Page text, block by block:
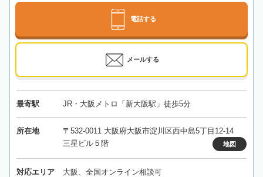
電話する
メールする
最寄駅 JR・大阪メトロ「新大阪駅」徒歩5分
所在地
〒532-0011 大阪府大阪市淀川区西中島5丁目12-14
三星ビル５階
地図
対応エリア 大阪、全国オンライン相談可